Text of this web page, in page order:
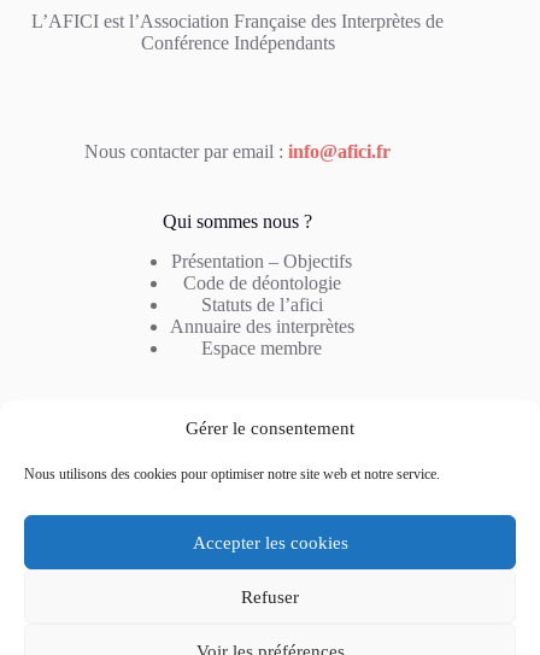
Gérer le consentement
Nous utilisons des cookies pour optimiser notre site web et notre service.
Accepter les cookies
Refuser
Voir les préférences
L’AFICI est l’Association Française des Interprètes de
Conférence Indépendants
Nous contacter par email :info@afici.fr
Qui sommes nous ?
Présentation – Objectifs
Code de déontologie
Statuts de l’afici
Annuaire des interprètes
Espace membre
Notre métier
Type d’interprétation